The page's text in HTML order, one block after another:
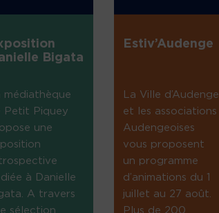
Bigata
médiathèque
Petit Piquey
une
à Danielle
A travers
sélection
Estiv’Audenge
La Ville d’Audenge
et les associations
Audengeoises
vous proposent
un programme
d’animations du 1
juillet au 27 août.
Plus de 200